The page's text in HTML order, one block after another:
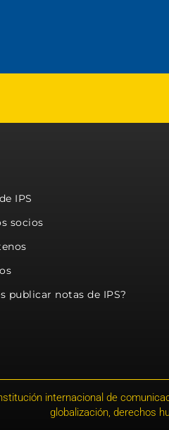
IPS
socios
publicar notas de IPS?
internacional de
globalización, derechos